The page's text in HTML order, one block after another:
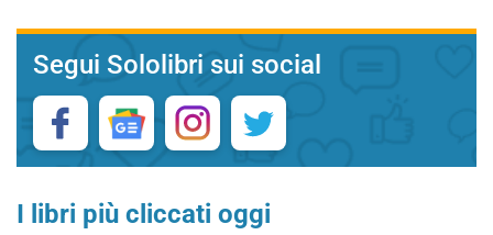
Segui Sololibri sui social
I libri più cliccati oggi